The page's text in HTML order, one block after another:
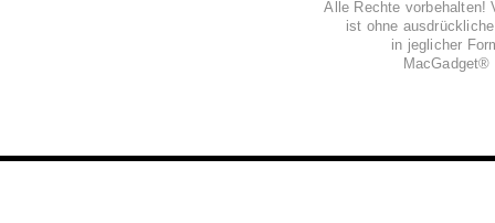
Alle Rechte vorbehalten!
ist ohne
in jeglicher
MacGadget®